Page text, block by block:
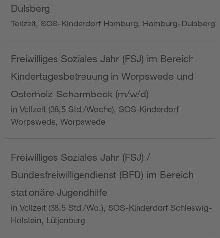
Dulsberg
Teilzeit, SOS-Kinderdorf Hamburg, Hamburg-Dulsberg
Freiwilliges Soziales Jahr (FSJ) im Bereich
Kindertagesbetreuung in Worpswede und
Osterholz-Scharmbeck (m/w/d)
in Vollzeit (38,5 Std./Woche), SOS-Kinderdorf
Worpswede, Worpswede
Freiwilliges Soziales Jahr (FSJ) /
Bundesfreiwilligendienst (BFD) im Bereich
stationäre Jugendhilfe
in Vollzeit (38,5 Std./Wo.), SOS-Kinderdorf Schleswig-
Holstein, Lütjenburg